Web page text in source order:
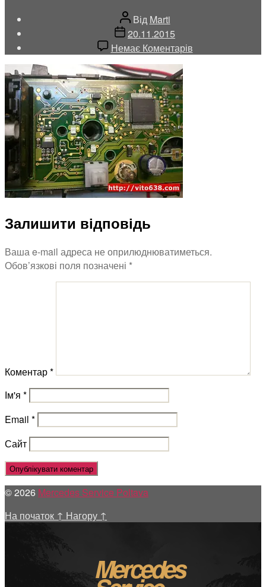
Автор
запису
Від Marti
Дата
запису
20.11.2015
Немає Коментарівдо
Залишити відповідь
Ваша e-mail адреса не оприлюднюватиметься.
Обов’язкові поля позначені *
Коментар*
Ім'я *
Email *
Сайт
© 2026 Mercedes Service Poltava
На початок ↑ Нагору ↑
Mercedes